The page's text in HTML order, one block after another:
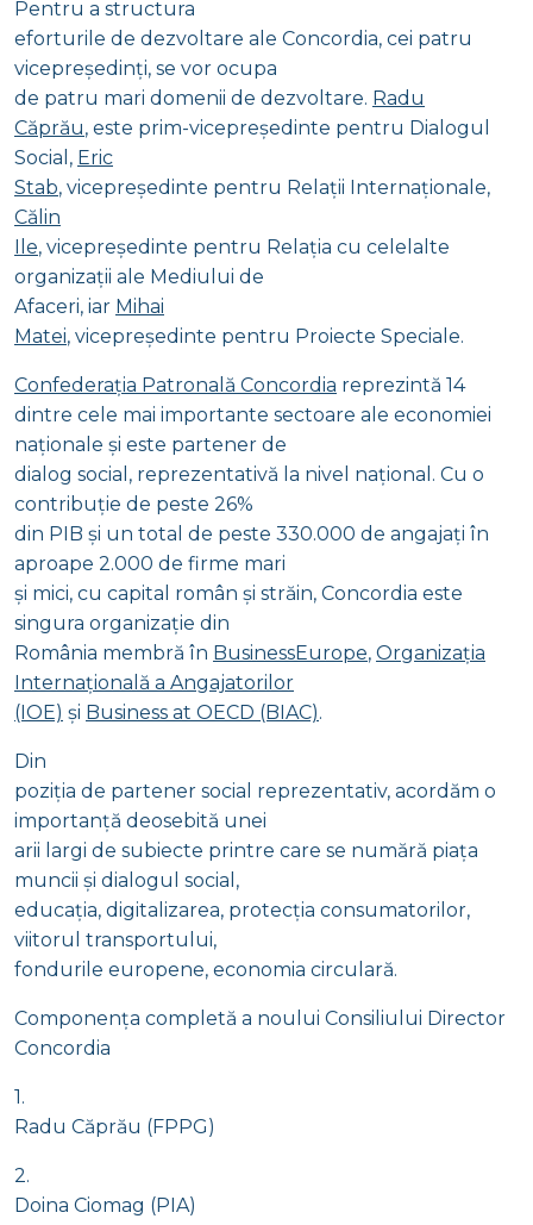
Pentru a structura
eforturile de dezvoltare ale Concordia, cei patru
vicepreședinți, se vor ocupa
de patru mari domenii de dezvoltare. Radu
Căprău, este prim-vicepreședinte pentru Dialogul
Social, Eric
Stab, vicepreședinte pentru Relații Internaționale,
Călin
Ile, vicepreședinte pentru Relația cu celelalte
organizații ale Mediului de
Afaceri, iar Mihai
Matei, vicepreședinte pentru Proiecte Speciale.
Confederația Patronală Concordia reprezintă 14
dintre cele mai importante sectoare ale economiei
naționale și este partener de
dialog social, reprezentativă la nivel național. Cu o
contribuție de peste 26%
din PIB și un total de peste 330.000 de angajați în
aproape 2.000 de firme mari
și mici, cu capital român și străin, Concordia este
singura organizație din
România membră în BusinessEurope, Organizația
Internațională a Angajatorilor
(IOE) și Business at OECD (BIAC).
Din
poziția de partener social reprezentativ, acordăm o
importanță deosebită unei
arii largi de subiecte printre care se numără piața
muncii și dialogul social,
educația, digitalizarea, protecția consumatorilor,
viitorul transportului,
fondurile europene, economia circulară.
Componența completă a noului Consiliului Director
Concordia
1.
Radu Căprău (FPPG)
2.
Doina Ciomag (PIA)